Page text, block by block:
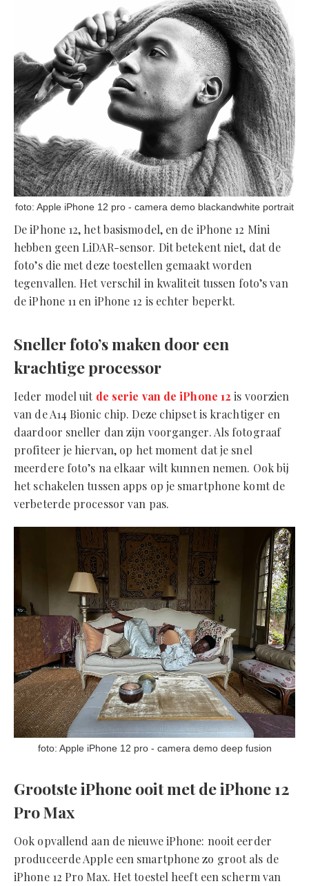
foto: Apple iPhone 12 pro - camera demo blackandwhite portrait
De iPhone 12, het basismodel, en de iPhone 12 Mini
hebben geen LiDAR-sensor. Dit betekent niet, dat de
foto’s die met deze toestellen gemaakt worden
tegenvallen. Het verschil in kwaliteit tussen foto’s van
de iPhone 11 en iPhone 12 is echter beperkt.
Sneller foto’s maken door een
krachtige processor
Ieder model uit de serie van de iPhone 12 is voorzien
van de A14 Bionic chip. Deze chipset is krachtiger en
daardoor sneller dan zijn voorganger. Als fotograaf
profiteer je hiervan, op het moment dat je snel
meerdere foto’s na elkaar wilt kunnen nemen. Ook bij
het schakelen tussen apps op je smartphone komt de
verbeterde processor van pas.
foto: Apple iPhone 12 pro - camera demo deep fusion
Grootste iPhone ooit met de iPhone 12
Pro Max
Ook opvallend aan de nieuwe iPhone: nooit eerder
produceerde Apple een smartphone zo groot als de
iPhone 12 Pro Max. Het toestel heeft een scherm van